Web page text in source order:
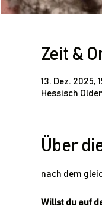
Zeit &
13. Dez. 2025,
Hessisch
Über
nach dem
Willst du auf